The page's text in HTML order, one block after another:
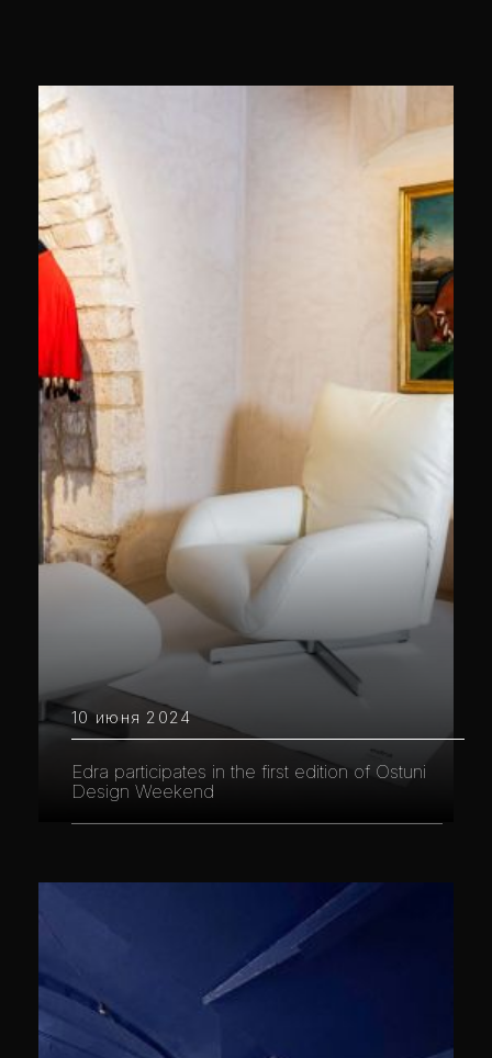
10 июня 2024
Edra participates in the first edition of Ostuni
Design Weekend